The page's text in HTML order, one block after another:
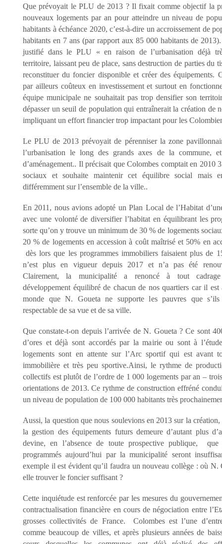
Que prévoyait le PLU de 2013 ? Il fixait comme objectif la
nouveaux logements par an pour atteindre un niveau de
habitants à échéance 2020, c’est-à-dire un accroissement de
habitants en 7 ans (par rapport aux 85 000 habitants de
justifié dans le PLU « en raison de l’urbanisation déjà
territoire, laissant peu de place, sans destruction de parties du
reconstituer du foncier disponible et créer des équipements.
par ailleurs coûteux en investissement et surtout en
équipe municipale ne souhaitait pas trop densifier son
dépasser un seuil de population qui entraînerait la création de
impliquant un effort financier trop impactant pour les
Le PLU de 2013 prévoyait de pérenniser la zone
l’urbanisation le long des grands axes de la commune,
d’aménagement.. Il précisait que Colombes comptait en 2010
sociaux et souhaite maintenir cet équilibre social mais
différemment sur l’ensemble de la ville..
En 2011, nous avions adopté un Plan Local de l’Habitat
avec une volonté de diversifier l’habitat en équilibrant les
sorte qu’on y trouve un minimum de 30 % de logements
20 % de logements en accession à coût maîtrisé et 50% en
dès lors que les programmes immobiliers faisaient plus de
n’est plus en vigueur depuis 2017 et n’a pas été
Clairement, la municipalité a renoncé à tout
développement équilibré de chacun de nos quartiers car il
monde que N. Goueta ne supporte les pauvres que
respectable de sa vue et de sa ville.
Que constate-t-on depuis l’arrivée de N. Goueta ? Ce sont
d’ores et déjà sont accordés par la mairie ou sont à
logements sont en attente sur l’Arc sportif qui est avant
immobilière et très peu sportive.Ainsi, le rythme de
collectifs est plutôt de l’ordre de 1 000 logements par an –
orientations de 2013. Ce rythme de construction effréné
un niveau de population de 100 000 habitants très
Aussi, la question que nous soulevions en 2013 sur la
la gestion des équipements futurs demeure d’autant plus
devine, en l’absence de toute prospective publique, que
programmés aujourd’hui par la municipalité seront
exemple il est évident qu’il faudra un nouveau collège : où N.
elle trouver le foncier suffisant ?
Cette inquiétude est renforcée par les mesures du
contractualisationfinancière en cours de négociation entre
grosses collectivités de France. Colombes est l’une
comme beaucoup de villes, et après plusieurs années de